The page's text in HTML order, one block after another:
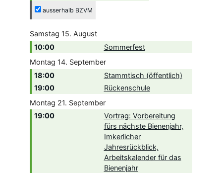
ausserhalb BZVM
Samstag 15. August
10:00
Sommerfest
Montag 14. September
18:00
Stammtisch (öffentlich)
19:00
Rückenschule
Montag 21. September
19:00
Vortrag: Vorbereitung
fürs nächste Bienenjahr,
Imkerlicher
Jahresrückblick,
Arbeitskalender für das
Bienenjahr